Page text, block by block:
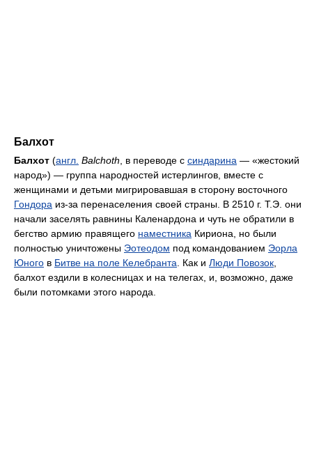
Балхот
Балхот (англ. Balchoth , в переводе с синдарина — «жестокий
народ») — группа народностей истерлингов, вместе с
женщинами и детьми мигрировавшая в сторону восточного
Гондора из-за перенаселения своей страны. В 2510 г. Т.Э. они
начали заселять равнины Каленардона и чуть не обратили в
бегство армию правящего наместника Кириона, но были
полностью уничтожены Эотеодом под командованием Эорла
Юного в Битве на поле Келебранта . Как и Люди Повозок
балхот ездили в колесницах и на телегах, и, возможно, даже
были потомками этого народа.